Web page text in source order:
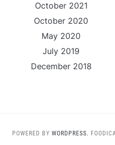
October 2021
October 2020
May 2020
July 2019
December 2018
POWERED BY WORDPRESS.